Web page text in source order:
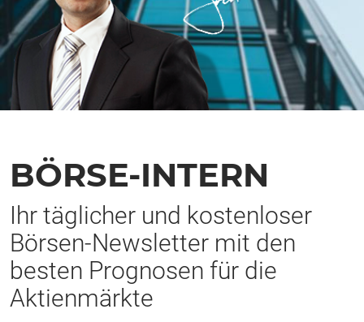
BÖRSE-INTERN
Ihr täglicher und kostenloser
Börsen-Newsletter mit den
besten Prognosen für die
Aktienmärkte